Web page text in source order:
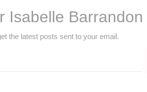
Isabelle Barrandon
the latest posts sent to your email.